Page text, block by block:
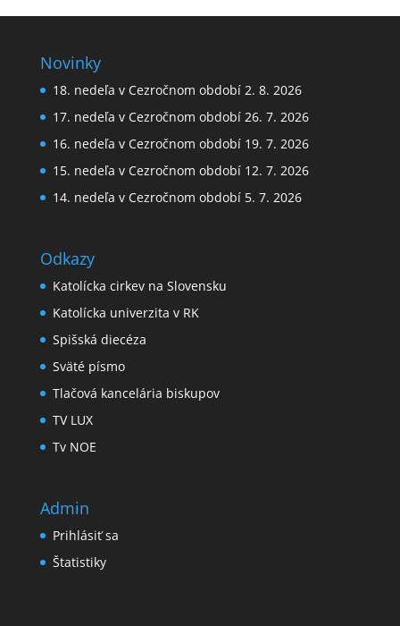
Novinky
18. nedeľa v Cezročnom období 2. 8. 2026
17. nedeľa v Cezročnom období 26. 7. 2026
16. nedeľa v Cezročnom období 19. 7. 2026
15. nedeľa v Cezročnom období 12. 7. 2026
14. nedeľa v Cezročnom období 5. 7. 2026
Odkazy
Katolícka cirkev na Slovensku
Katolícka univerzita v RK
Spišská diecéza
Sväté písmo
Tlačová kancelária biskupov
TV LUX
Tv NOE
Admin
Prihlásiť sa
Štatistiky